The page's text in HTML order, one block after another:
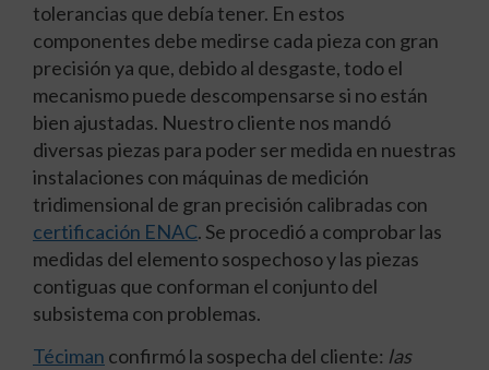
tolerancias que debía tener. En estos
componentes debe medirse cada pieza con gran
precisión ya que, debido al desgaste, todo el
mecanismo puede descompensarse si no están
bien ajustadas. Nuestro cliente nos mandó
diversas piezas para poder ser medida en nuestras
instalaciones con máquinas de medición
tridimensional de gran precisión calibradas con
certificación ENAC. Se procedió a comprobar las
medidas del elemento sospechoso y las piezas
contiguas que conforman el conjunto del
subsistema con problemas.
Téciman confirmó la sospecha del cliente: las